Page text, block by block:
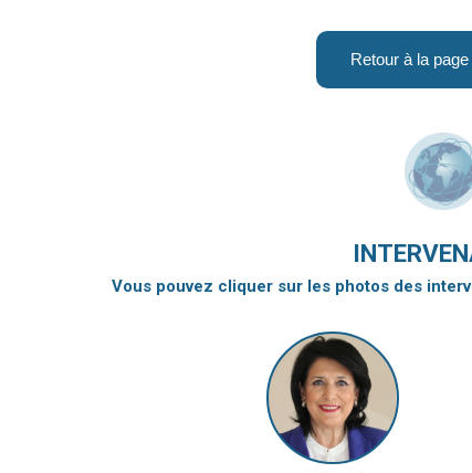
Retour à la
Vous pouvez cliquer sur les photos des